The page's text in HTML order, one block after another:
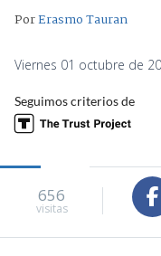
PorErasmo Tauran
Viernes 01 octubre de
Seguimos criterios de
656
visitas